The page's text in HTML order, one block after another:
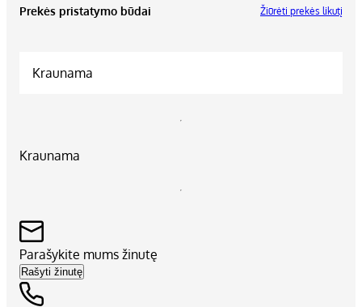
Prekės pristatymo būdai Žiūrėti prekės likutį
Kraunama
Kraunama
Parašykite mums žinutę
Rašyti žinutę